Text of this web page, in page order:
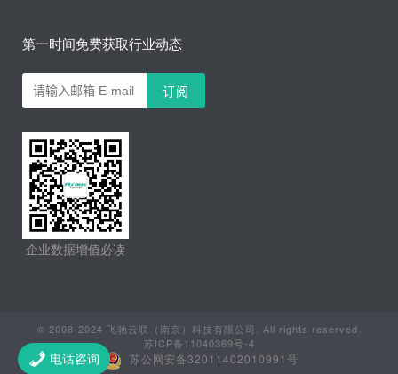
第一时间免费获取行业动态
企业数据增值必读
© 2008-2024 飞驰云联（南京）科技有限公司. All rights reserved.
苏ICP备11040369号-4
苏公网安备32011402010991号
电话咨询